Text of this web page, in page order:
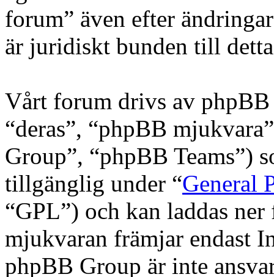
forum” även efter
är juridiskt bunden till
Vårt forum drivs av phpBB
“deras”, “phpBB
Group”, “phpBB Teams”)
tillgänglig under “General
“GPL”) och kan laddas
mjukvaran främjar endast
phpBB Group är inte